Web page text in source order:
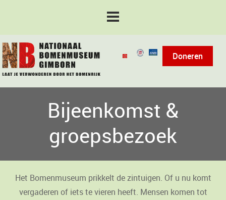
Doneren
Bijeenkomst &
groepsbezoek
Het Bomenmuseum prikkelt de zintuigen. Of u nu komt
vergaderen of iets te vieren heeft. Mensen komen tot